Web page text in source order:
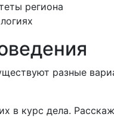
региона
разные
в курс дела.